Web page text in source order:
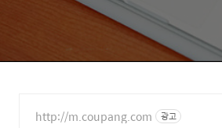
http://m.coupang.com 광고